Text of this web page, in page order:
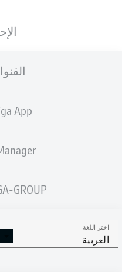
App
GROUP
اختر اللغة
العربية
0
0 %